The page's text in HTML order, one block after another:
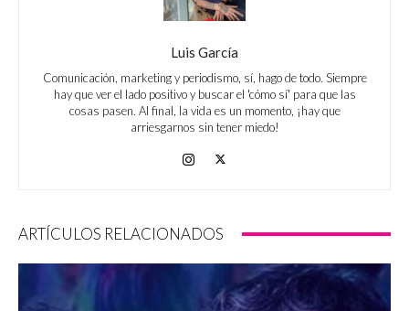
Luis García
Comunicación, marketing y periodismo, sí, hago de todo. Siempre
hay que ver el lado positivo y buscar el 'cómo sí' para que las
cosas pasen. Al final, la vida es un momento, ¡hay que
arriesgarnos sin tener miedo!
ARTÍCULOS RELACIONADOS